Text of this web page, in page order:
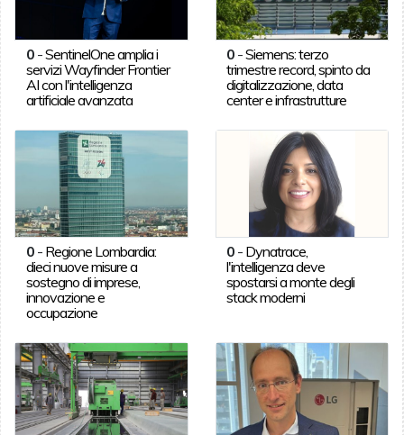
0-SentinelOne amplia i
servizi Wayfinder Frontier
AI con l'intelligenza
artificiale avanzata
0 -Siemens: terzo
trimestre record, spinto da
digitalizzazione, data
center e infrastrutture
0- Regione Lombardia:
dieci nuove misure a
sostegno di imprese,
innovazione e
occupazione
0 - Dynatrace,
l'intelligenza deve
spostarsi a monte degli
stack moderni